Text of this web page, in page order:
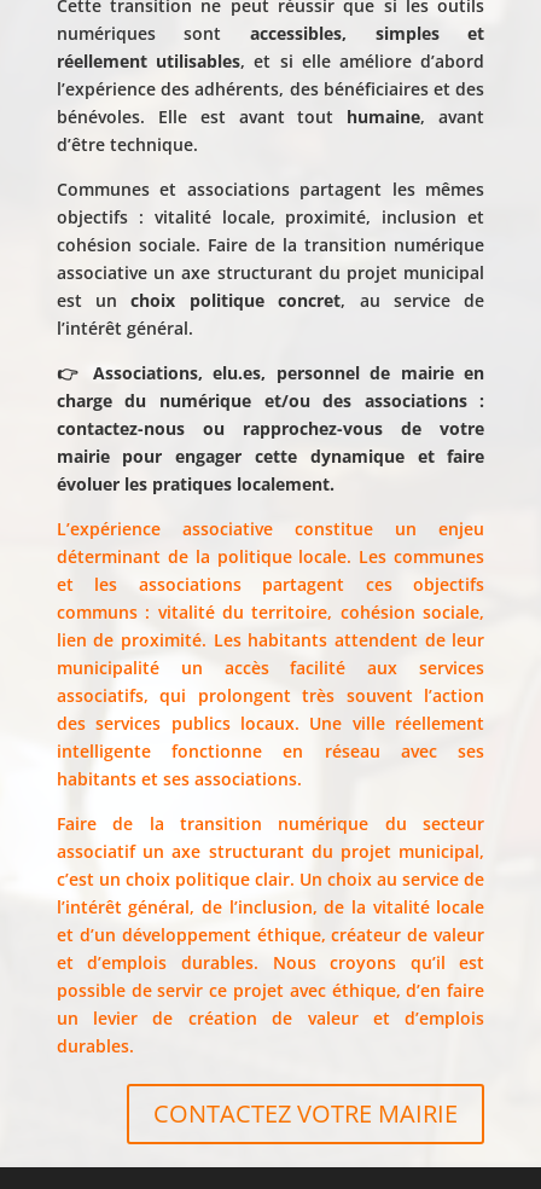
Cette transition ne peut réussir que si les outils
numériques sont accessibles, simples et
réellement utilisables, et si elle améliore d’abord
l’expérience des adhérents, des bénéficiaires et des
bénévoles. Elle est avant tout humaine, avant
d’être technique.
Communes et associations partagent les mêmes
objectifs : vitalité locale, proximité, inclusion et
cohésion sociale. Faire de la transition numérique
associative un axe structurant du projet municipal
est unchoix politique concret, au service de
l’intérêt général.
👉 Associations, elu.es, personnel de mairie en
charge du numérique et/ou des associations :
contactez-nous ou rapprochez-vous de votre
mairie pour engager cette dynamique et faire
évoluer les pratiques localement.
L’expérience associative constitue un enjeu
déterminant de la politique locale. Les communes
et les associations partagent ces objectifs
communs : vitalité du territoire, cohésion sociale,
lien de proximité. Les habitants attendent de leur
municipalité un accès facilité aux services
associatifs, qui prolongent très souvent l’action
des services publics locaux. Une ville réellement
intelligente fonctionne en réseau avec ses
habitants et ses associations.
Faire de la transition numérique du secteur
associatif un axe structurant du projet municipal,
c’est un choix politique clair. Un choix au service de
l’intérêt général, de l’inclusion, de la vitalité locale
et d’un développement éthique, créateur de valeur
et d’emplois durables. Nous croyons qu’il est
possible de servir ce projet avec éthique, d’en faire
un levier de création de valeur et d’emplois
durables.
CONTACTEZ VOTRE MAIRIE